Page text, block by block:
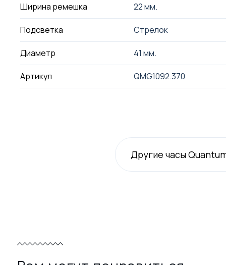
Ширина ремешка 22 мм.
Подсветка Стрелок
Диаметр 41 мм.
Артикул QMG1092.370
Другие часы